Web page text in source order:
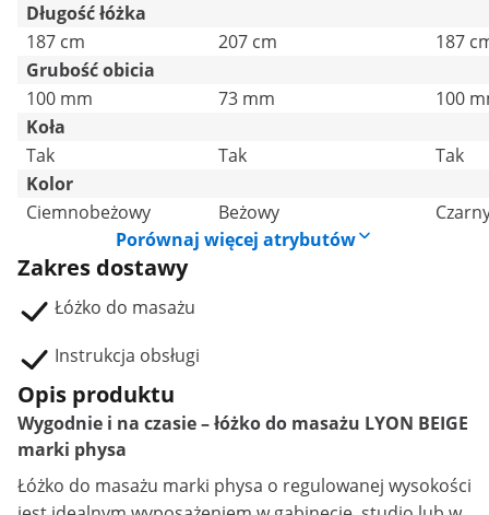
Długość łóżka
187 cm
207 cm
187
Grubość obicia
100 mm
73 mm
100
Koła
Tak
Tak
Tak
Kolor
Ciemnobeżowy
Beżowy
Porównaj więcej atrybutów
Zakres dostawy
Łóżko do masażu
Instrukcja obsługi
Opis produktu
Wygodnie i na czasie – łóżko do masażu LYON BEIGE
marki physa
Łóżko do masażu marki physa o regulowanej wysokości